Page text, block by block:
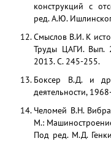
конструкций с
ред. А.Ю.
Смыслов В.И. К
Труды ЦАГИ. Вып.
2013. С. 245-255.
Боксер В.Д. и
деятельности,
Челомей В.Н.
М.:
Под ред. М.Д.